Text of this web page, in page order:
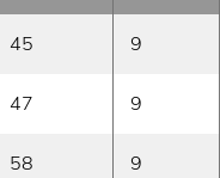
45 9
47 9
58 9